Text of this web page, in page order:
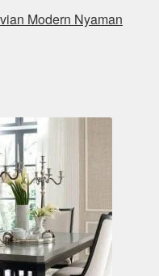
Modern Nyaman